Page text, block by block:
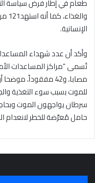
الإنسانية.
حامل مُعرَّضة للخطر لانعدام